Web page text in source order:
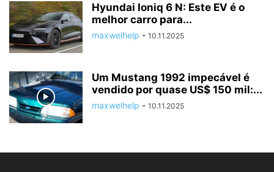
Hyundai Ioniq 6 N: Este EV é o
melhor carro para...
maxwelhelp - 10.11.2025
Um Mustang 1992 impecável é
vendido por quase US$ 150 mil:...
maxwelhelp - 10.11.2025